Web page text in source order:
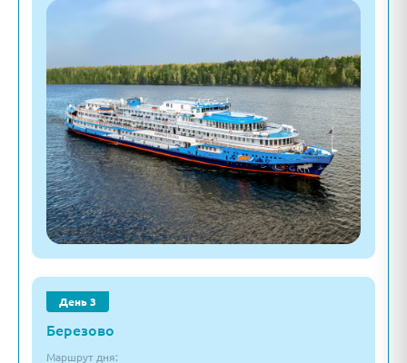
День 3
Березово
Маршрут дня: